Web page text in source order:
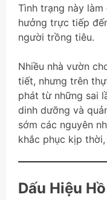
Tình trạng này
hưởng trực tiếp
người trồng tiêu.
Nhiều nhà vườn
tiết, nhưng trên
phát từ những sai
dinh dưỡng và
sớm các nguyên
khắc phục kịp
Dấu Hiệu